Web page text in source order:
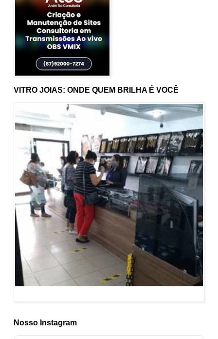
Nosso Instagram
VITRO JOIAS: ONDE QUEM BRILHA É VOCÊ